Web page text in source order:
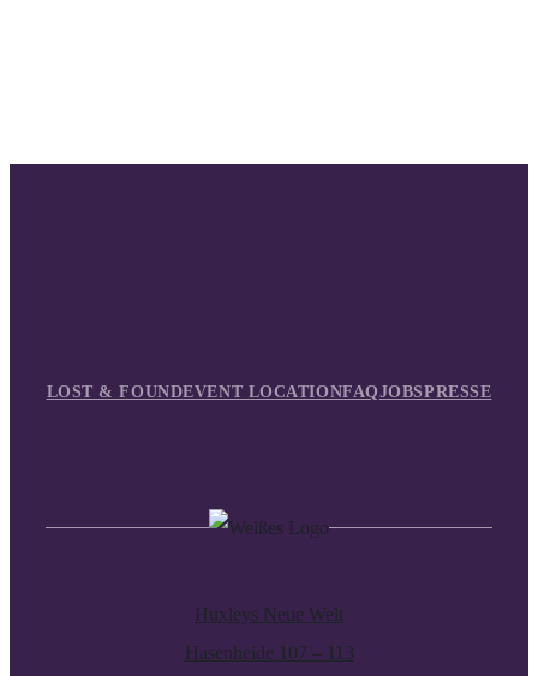
LOST & FOUNDEVENT LOCATIONFAQJOBSPRESSE
Huxleys Neue Welt
Hasenheide 107 – 113